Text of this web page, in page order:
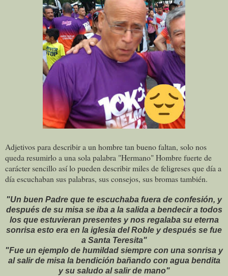
Adjetivos para describir a un hombre tan bueno faltan, solo nos
queda resumirlo a una sola palabra "Hermano" Hombre fuerte de
carácter sencillo así lo pueden describir miles de feligreses que día a
día escuchaban sus palabras, sus consejos, sus bromas también.
"Un buen Padre que te escuchaba fuera de confesión, y
después de su misa se iba a la salida a bendecir a todos
los que estuvieran presentes y nos regalaba su eterna
sonrisa esto era en la iglesia del Roble y después se fue
a Santa Teresita"
"Fue un ejemplo de humildad siempre con una sonrisa y
al salir de misa la bendición bañando con agua bendita
y su saludo al salir de mano"